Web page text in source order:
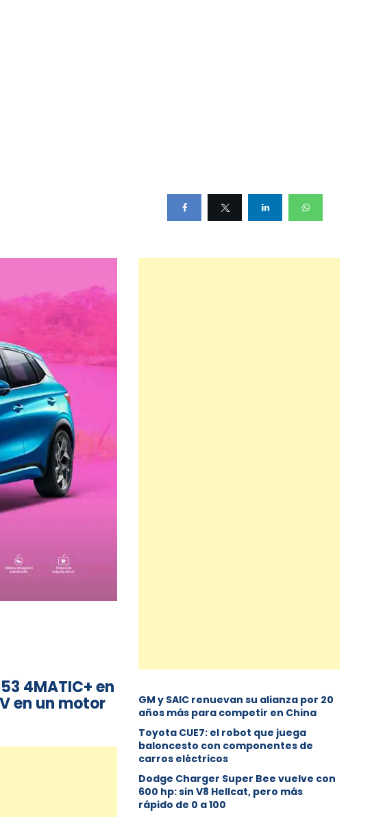
4MATIC+ en
en un motor
GM y SAIC renuevan su alianza por 20
años más para competir en China
Toyota CUE7: el robot que juega
baloncesto con componentes de
carros eléctricos
Dodge Charger Super Bee vuelve con
600 hp: sin V8 Hellcat, pero más
rápido de 0 a 100